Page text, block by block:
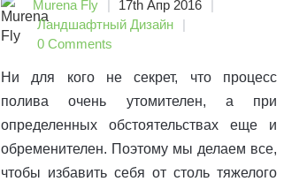
Murena Fly
17th Апр 2016
Ландшафтный Дизайн
0 Comments
Ни для кого не секрет, что процесс
полива очень утомителен, а при
определенных обстоятельствах еще и
обременителен. Поэтому мы делаем все,
чтобы избавить себя от столь тяжелого